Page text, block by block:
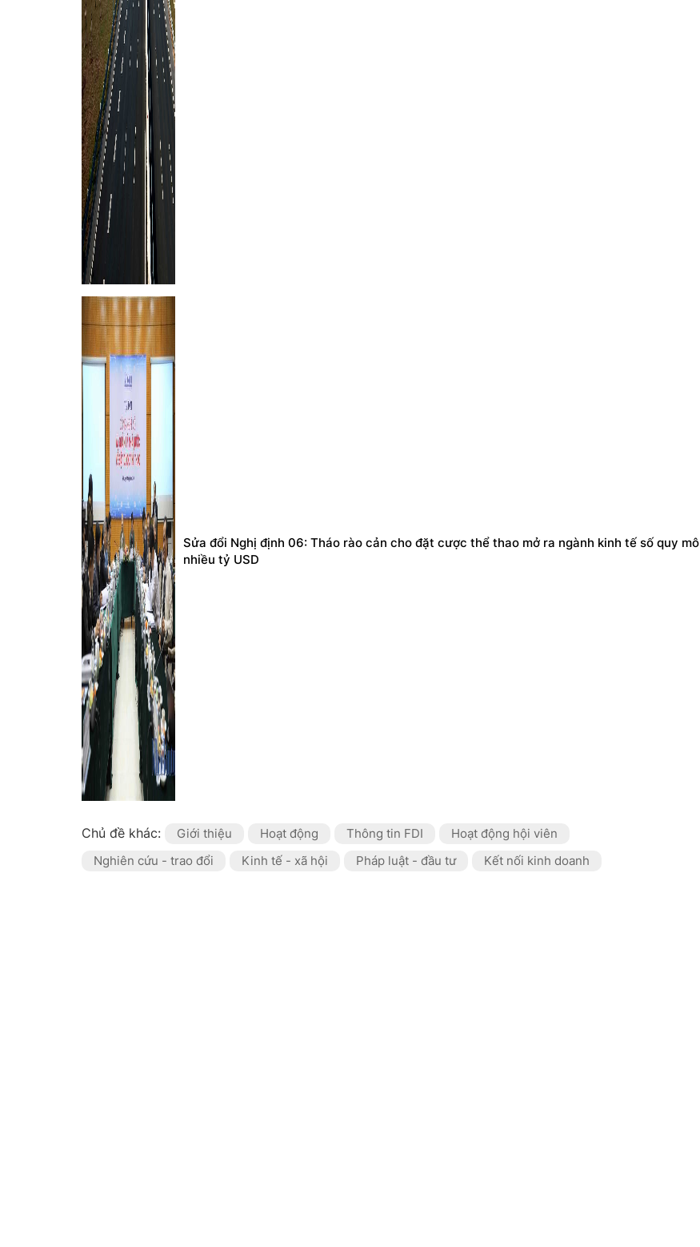
Sửa đổi Nghị định 06: Tháo rào cản cho đặt cược thể thao mở ra ngành kinh tế số quy mô
nhiều tỷ USD
Chủ đề khác: Giới thiệu Hoạt động Thông tin FDI
Hoạt động hội viên
Nghiên cứu - trao đổi
Kinh tế - xã hội Pháp luật - đầu tư Kết nối kinh doanh